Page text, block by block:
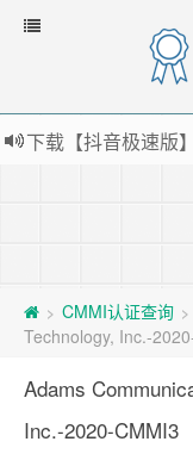
> CMMI认证查询 >
Technology, Inc.-
Adams
Inc.-2020-CMMI3